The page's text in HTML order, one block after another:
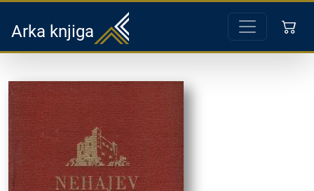
Arka knjiga